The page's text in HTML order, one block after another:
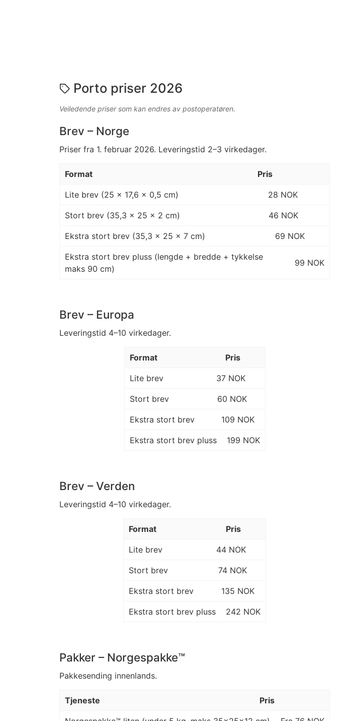
Porto priser 2026
Veiledende priser som kan endres av postoperatøren.
Brev – Norge
Priser fra 1. februar 2026. Leveringstid 2–3 virkedager.
Format Pris
Lite brev (25 × 17,6 × 0,5 cm) 28 NOK
Stort brev (35,3 × 25 × 2 cm) 46 NOK
Ekstra stort brev (35,3 × 25 × 7 cm) 69 NOK
Ekstra stort brev pluss (lengde + bredde + tykkelse
maks 90 cm)
99 NOK
Brev – Europa
Leveringstid 4–10 virkedager.
Format Pris
Lite brev 37 NOK
Stort brev 60 NOK
Ekstra stort brev 109 NOK
Ekstra stort brev pluss 199 NOK
Brev – Verden
Leveringstid 4–10 virkedager.
Format Pris
Lite brev 44 NOK
Stort brev 74 NOK
Ekstra stort brev 135 NOK
Ekstra stort brev pluss 242 NOK
Pakker – Norgespakke™
Pakkesending innenlands.
Tjeneste Pris